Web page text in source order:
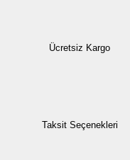
Ücretsiz Kargo
Taksit Seçenekleri